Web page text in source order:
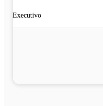
Executivo